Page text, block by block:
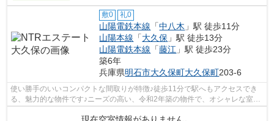
敷0 礼0
山陽電鉄本線 「中八木 」駅 徒歩11分
山陽本線 「大久保 」駅 徒歩13分
山陽電鉄本線 「藤江 」駅 徒歩23分
築6年
兵庫県明石市大久保町大久保町203-6
使い勝手のいいコンパクトな間取りが特徴♪徒歩11分で駅へもアクセスでき
る、魅力的な物件です♪ニーズの高い、令和2年築の物件で、オシャレな室内